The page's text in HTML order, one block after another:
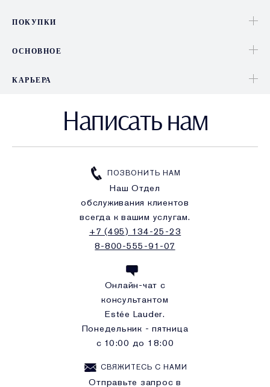
ПОКУПКИ
ОСНОВНОЕ
КАРЬЕРА
Написать нам
ПОЗВОНИТЬ НАМ
Наш Отдел
обслуживания клиентов
всегда к вашим услугам.
+7 (495) 134-25-23
8-800-555-91-07
Онлайн-чат с
консультантом
Estée Lauder.
Понедельник - пятница
с 10:00 до 18:00
СВЯЖИТЕСЬ С НАМИ
Отправьте запрос в